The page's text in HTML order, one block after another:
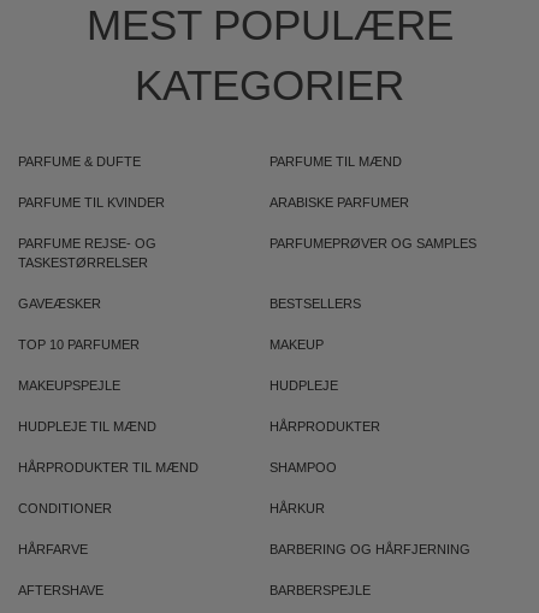
MEST POPULÆRE
KATEGORIER
PARFUME & DUFTE PARFUME TIL MÆND
PARFUME TIL KVINDER ARABISKE PARFUMER
PARFUME REJSE- OG
TASKESTØRRELSER
PARFUMEPRØVER OG SAMPLES
GAVEÆSKER BESTSELLERS
TOP 10 PARFUMER MAKEUP
MAKEUPSPEJLE HUDPLEJE
HUDPLEJE TIL MÆND HÅRPRODUKTER
HÅRPRODUKTER TIL MÆND SHAMPOO
CONDITIONER HÅRKUR
HÅRFARVE BARBERING OG HÅRFJERNING
AFTERSHAVE BARBERSPEJLE